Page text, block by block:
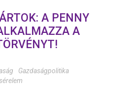
A PENNY
A
Gazdaságpolitika